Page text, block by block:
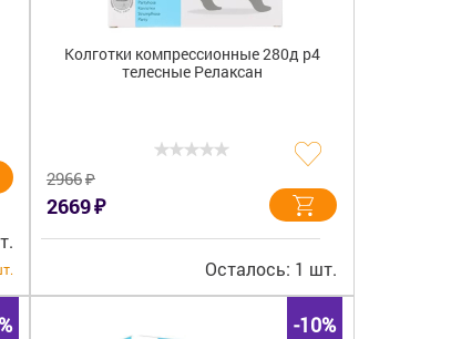
Колготки компрессионные 280д р4
телесные Релаксан
2966₽
2669₽
Осталось: 1 шт.
-10%